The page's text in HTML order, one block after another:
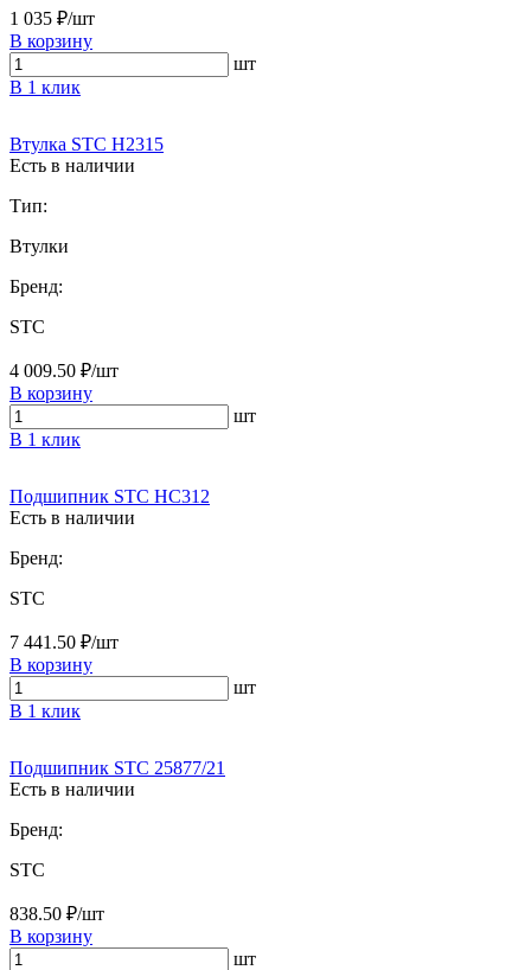
1 035 ₽/шт
В корзину
шт
В 1 клик
Втулка STC H2315
Есть в наличии
Тип:
Втулки
Бренд:
STC
4 009.50 ₽/шт
В корзину
шт
В 1 клик
Подшипник STC HC312
Есть в наличии
Бренд:
STC
7 441.50 ₽/шт
В корзину
шт
В 1 клик
Подшипник STC 25877/21
Есть в наличии
Бренд:
STC
838.50 ₽/шт
В корзину
шт